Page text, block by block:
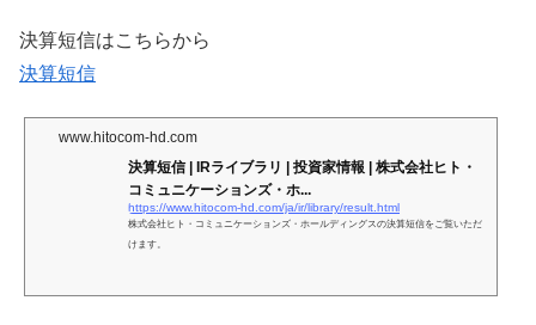
決算短信はこちらから
決算短信
www.hitocom-hd.com
決算短信 | IRライブラリ | 投資家情報 | 株式会社ヒト・
コミュニケーションズ・ホ...
https://www.hitocom-hd.com/ja/ir/library/result.html
株式会社ヒト・コミュニケーションズ・ホールディングスの決算短信をご覧いただ
けます。